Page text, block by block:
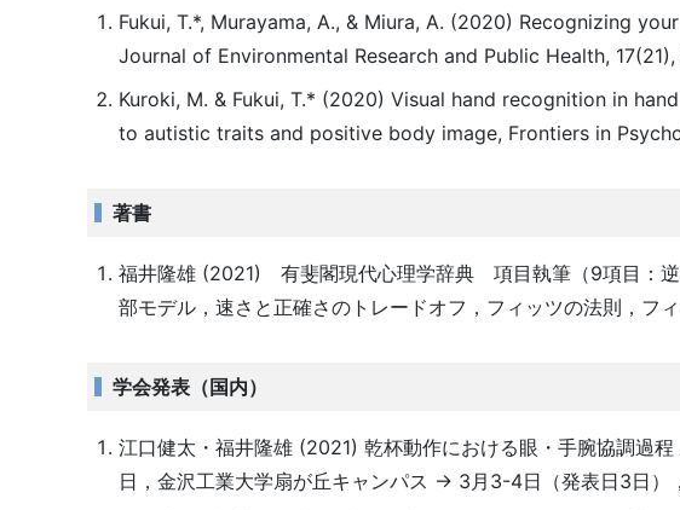
Fukui, T.*, Murayama, A., & Miura, A. (2020) Recognizing
Journal of Environmental Research and Public Health, 17(21),
Kuroki, M. & Fukui, T.* (2020) Visual hand recognition in
to autistic traits and positive body image, Frontiers in
著書
福井隆雄 (2021) 有斐閣現代心理学辞典 項目執筆（9項目：逆
部モデル，速さと正確さのトレードオフ，フィッツの法則，フィ
学会発表（国内）
江口健太・福井隆雄 (2021) 乾杯動作における眼・手腕協調過
日，金沢工業大学扇が丘キャンパス -> 3月3-4日（発表日3日）